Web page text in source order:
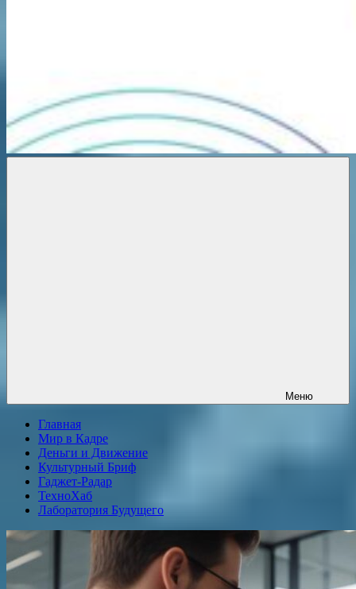
Меню
Главная
Мир в Кадре
Деньги и Движение
Культурный Бриф
Гаджет-Радар
ТехноХаб
Лаборатория Будущего